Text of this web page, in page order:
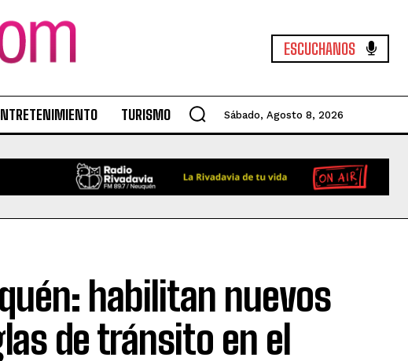
ESCUCHANOS
TURISMO Sábado, Agosto 8, 2026
habilitan nuevos
de tránsito en el